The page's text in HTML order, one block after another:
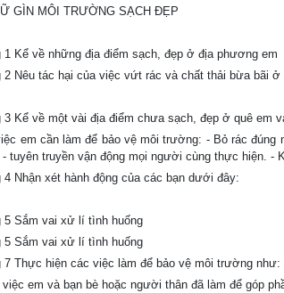
GÌN MÔI TRƯỜNG SẠCH ĐẸP
1 Kể về những địa điểm sạch, đẹp ở địa phương em
2 Nêu tác hại của việc vứt rác và chất thải bừa bãi
3 Kể về một vài địa điểm chưa sạch, đẹp ở quê em
em cần làm để bảo vệ môi trường: - Bỏ rác
tuyên truyền vận động mọi người cùng thực hiện. -
4 Nhận xét hành động của các bạn dưới đây:
5 Sắm vai xử lí tình huống
5 Sắm vai xử lí tình huống
7 Thực hiện các việc làm để bảo vệ môi trường
việc em và bạn bè hoặc người thân đã làm để góp